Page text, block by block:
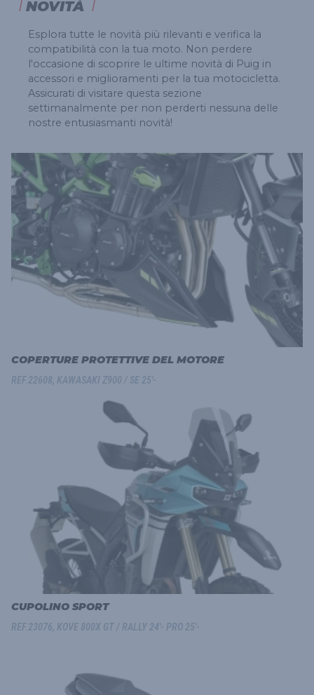
NOVITÀ
Esplora tutte le novità più rilevanti e verifica la
compatibilità con la tua moto. Non perdere
l'occasione di scoprire le ultime novità di Puig in
accessori e miglioramenti per la tua motocicletta.
Assicurati di visitare questa sezione
settimanalmente per non perderti nessuna delle
nostre entusiasmanti novità!
COPERTURE PROTETTIVE DEL MOTORE
REF.22608, KAWASAKI Z900 / SE 25'-
CUPOLINO SPORT
REF.23076, KOVE 800X GT / RALLY 24'- PRO 25'-